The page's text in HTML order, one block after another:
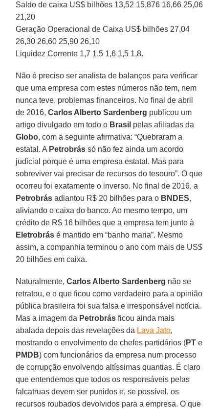
Saldo de caixa US$ bilhões 13,52 15,876 16,66 25,06
21,20
Geração Operacional de Caixa US$ bilhões 27,04
26,30 26,60 25,90 26,10
Liquidez Corrente 1,7 1,5 1,6 1,5 1,8.
Não é preciso ser analista de balanços para verificar
que uma empresa com estes números não tem, nem
nunca teve, problemas financeiros. No final de abril
de 2016,Carlos Alberto Sardenberg publicou um
artigo divulgado em todo o Brasil pelas afiliadas da
Globo, com a seguinte afirmativa: “Quebraram a
estatal. A Petrobrás só não fez ainda um acordo
judicial porque é uma empresa estatal. Mas para
sobreviver vai precisar de recursos do tesouro”. O que
ocorreu foi exatamente o inverso. No final de 2016, a
Petrobrás adiantou R$ 20 bilhões para o BNDES,
aliviando o caixa do banco. Ao mesmo tempo, um
crédito de R$ 16 bilhões que a empresa tem junto à
Eletrobrás é mantido em “banho maria”. Mesmo
assim, a companhia terminou o ano com mais de US$
20 bilhões em caixa.
Naturalmente,Carlos Alberto Sardenberg não se
retratou, e o que ficou como verdadeiro para a opinião
pública brasileira foi sua falsa e irresponsável notícia.
Mas a imagem da Petrobrás ficou ainda mais
abalada depois das revelações da Lava Jato,
mostrando o envolvimento de chefes partidários (PT e
PMDB) com funcionários da empresa num processo
de corrupção envolvendo altíssimas quantias. É claro
que entendemos que todos os responsáveis pelas
falcatruas devem ser punidos e, se possível, os
recursos roubados devolvidos para a empresa. O que